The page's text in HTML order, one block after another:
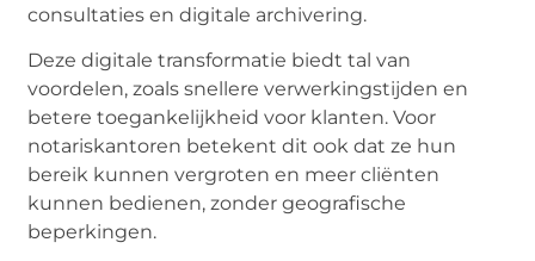
consultaties en digitale archivering.
Deze digitale transformatie biedt tal van
voordelen, zoals snellere verwerkingstijden en
betere toegankelijkheid voor klanten. Voor
notariskantoren betekent dit ook dat ze hun
bereik kunnen vergroten en meer cliënten
kunnen bedienen, zonder geografische
beperkingen.